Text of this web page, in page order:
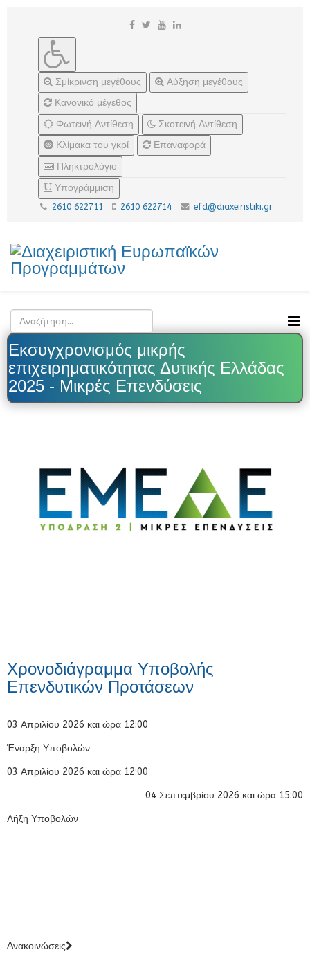
Σμίκρινση μεγέθους
Αύξηση μεγέθους
Κανονικό μέγεθος
Φωτεινή Αντίθεση
Σκοτεινή Αντίθεση
Κλίμακα του γκρί
Επαναφορά
Πληκτρολόγιο
Υπογράμμιση
2610 622711 2610 622714 efd@diaxeiristiki.gr
Εκσυγχρονισμός μικρής
επιχειρηματικότητας Δυτικής Ελλάδας
2025 - Μικρές Επενδύσεις
Χρονοδιάγραμμα Υποβολής
Επενδυτικών Προτάσεων
03 Απριλίου 2026 και ώρα 12:00
Έναρξη Υποβολών
03 Απριλίου 2026 και ώρα 12:00
04 Σεπτεμβρίου 2026 και ώρα 15:00
Λήξη Υποβολών
Aνακοινώσεις